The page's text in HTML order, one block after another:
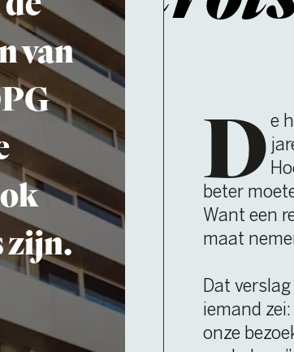
D
beter moeten doen? Wat
Want een redactie moet
maat nemen.
Dat verslag bereikte alleen
iemand zei: “Waarom delen
onze bezoekers? Die
werk doen.” Die suggestie
blikken op en ver­volgens,
hoofdredactie’ op NU.nl
wekelijks
honderden reacties.